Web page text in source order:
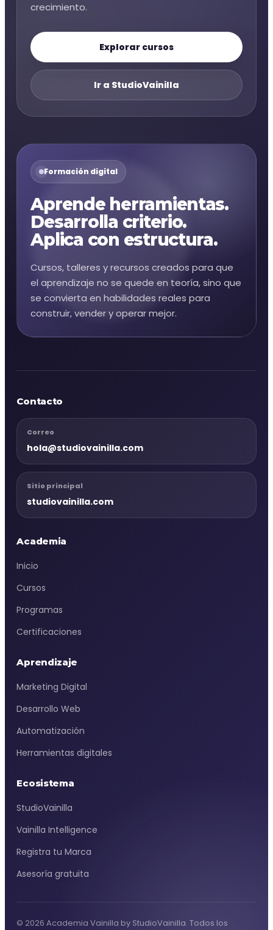
crecimiento.
Explorar cursos
Ir a StudioVainilla
Formación digital
Aprende herramientas.
Desarrolla criterio.
Aplica con estructura.
Cursos, talleres y recursos creados para que
el aprendizaje no se quede en teoría, sino que
se convierta en habilidades reales para
construir, vender y operar mejor.
Contacto
Correo
hola@studiovainilla.com
Sitio principal
studiovainilla.com
Academia
Inicio
Cursos
Programas
Certificaciones
Aprendizaje
Marketing Digital
Desarrollo Web
Automatización
Herramientas digitales
Ecosistema
StudioVainilla
Vainilla Intelligence
Registra tu Marca
Asesoría gratuita
© 2026 Academia Vainilla by StudioVainilla. Todos los